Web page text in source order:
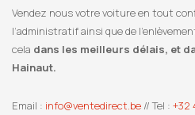
Vendez nous votre voiture en tout
l’administratif ainsi que de
cela dans les meilleurs délais, et
Hainaut.
Email : info@ventedirect.be // Tel : +32